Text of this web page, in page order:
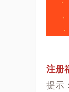
注册
提示